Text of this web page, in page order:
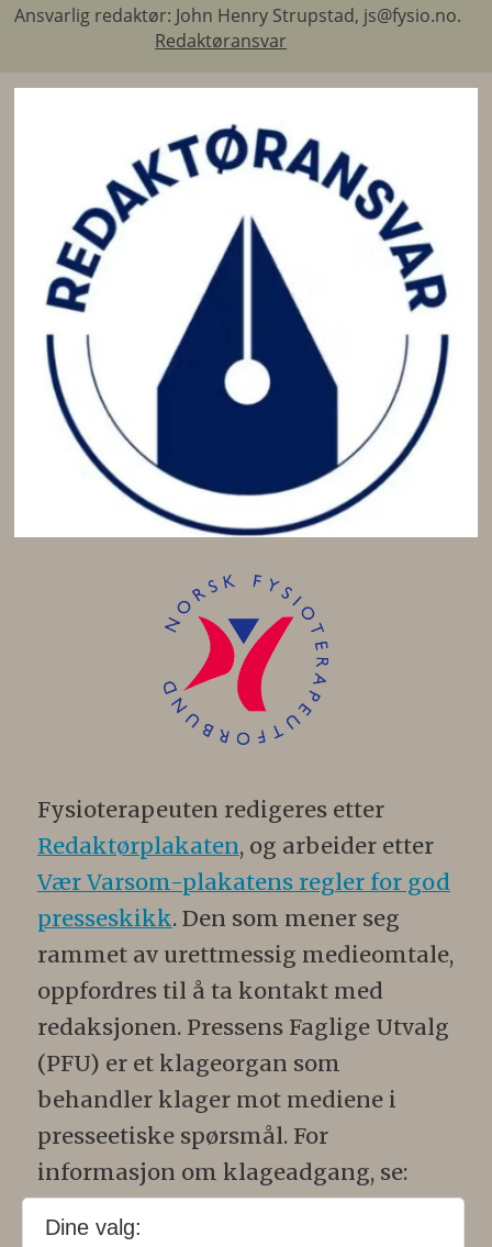
Ansvarlig redaktør: John Henry Strupstad, js@fysio.no.
Redaktøransvar
Fysioterapeuten redigeres etter
Redaktørplakaten, og arbeider etter
Vær Varsom-plakatens regler for god
presseskikk. Den som mener seg
rammet av urettmessig medieomtale,
oppfordres til å ta kontakt med
redaksjonen. Pressens Faglige Utvalg
(PFU) er et klageorgan som
behandler klager mot mediene i
presseetiske spørsmål. For
informasjon om klageadgang, se:
www.presse.no.
Dine valg: